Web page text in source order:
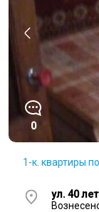
0
1-к. квартиры
ул. 40